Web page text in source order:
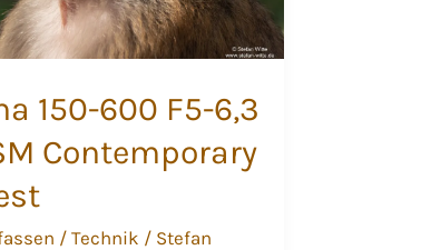
150-600 F5-6,3
Contemporary
/ Technik / Stefan